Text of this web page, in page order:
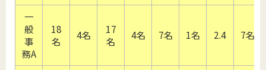
一
般
事
務A
18
名
4名
17
名
4名 7名 1名 2.4 7名